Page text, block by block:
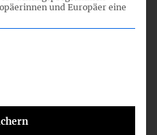
und Europäer eine
Gruppen, für die eine